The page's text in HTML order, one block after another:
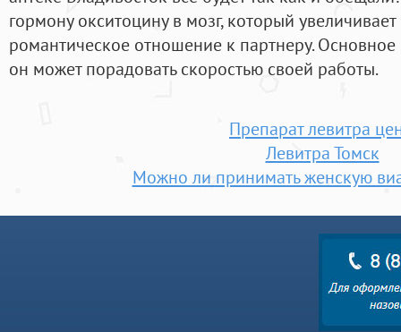
гормону окситоцину в мозг, который увеличивает
романтическое отношение к партнеру.
он может порадовать скоростью своей работы.
Препарат левитра
Левитра Томск
Можно ли принимать женскую